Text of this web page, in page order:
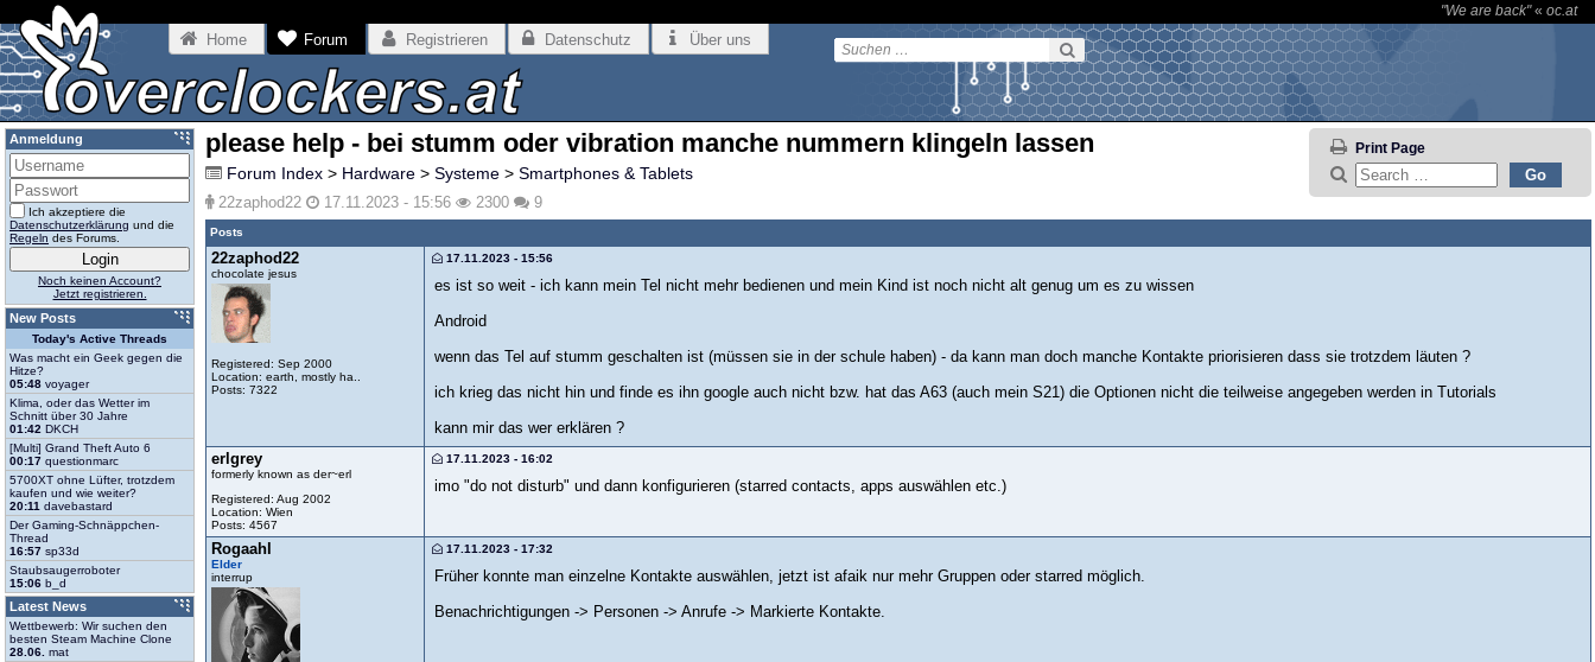
"We are back"« oc.at
Home Forum Registrieren Datenschutz Über uns
please help - bei stumm oder vibration manche nummern klingeln lassen Print Page
Forum Index > Hardware > Systeme > Smartphones & Tablets
22zaphod22 17.11.2023 - 15:56 2300 9
Posts
22zaphod22
chocolate jesus
Registered: Sep 2000
Location: earth, mostly ha..
Posts: 7322
17.11.2023 - 15:56
es ist so weit - ich kann mein Tel nicht mehr bedienen und mein Kind ist noch nicht alt genug um es zu wissen
Android
wenn das Tel auf stumm geschalten ist (müssen sie in der schule haben) - da kann man doch manche Kontakte priorisieren dass sie trotzdem läuten ?
ich krieg das nicht hin und finde es ihn google auch nicht bzw. hat das A63 (auch mein S21) die Optionen nicht die teilweise angegeben werden in Tutorials
kann mir das wer erklären ?
erlgrey
formerly known as der~erl
Registered: Aug 2002
Location: Wien
Posts: 4567
17.11.2023 - 16:02
imo "do not disturb" und dann konfigurieren (starred contacts, apps auswählen etc.)
Rogaahl
Elder
interrup
17.11.2023 - 17:32
Früher konnte man einzelne Kontakte auswählen, jetzt ist afaik nur mehr Gruppen oder starred möglich.
Benachrichtigungen -> Personen -> Anrufe -> Markierte Kontakte.
Anmeldung
Ich akzeptiere die
Datenschutzerklärung und die
Regeln des Forums.
Noch keinen Account?
Jetzt registrieren.
New Posts
Today's Active Threads
Was macht ein Geek gegen die
Hitze?
05:48 voyager
Klima, oder das Wetter im
Schnitt über 30 Jahre
01:42 DKCH
[Multi] Grand Theft Auto 6
00:17 questionmarc
5700XT ohne Lüfter, trotzdem
kaufen und wie weiter?
20:11 davebastard
Der Gaming-Schnäppchen-
Thread
16:57 sp33d
Staubsaugerroboter
15:06 b_d
Latest News
Wettbewerb: Wir suchen den
besten Steam Machine Clone
28.06. mat